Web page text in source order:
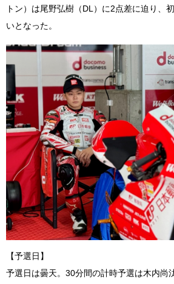
トン）は尾野弘樹（DL）に2点差に迫り、
いとなった。
【予選日】
予選日は曇天。30分間の計時予選は木内尚